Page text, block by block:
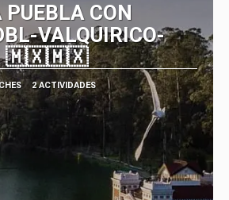
PUEBLA CON
VALQUIRICO-
🇲🇽🇲🇽
2 ACTIVIDADES